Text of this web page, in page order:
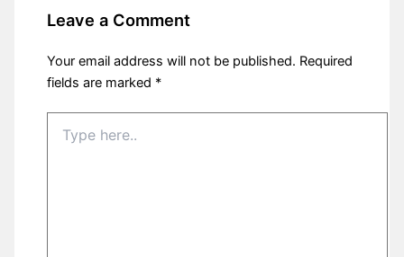
Leave a Comment
Your email address will not be published. Required
fields are marked *
here..